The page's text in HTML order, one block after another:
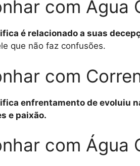
com Água
é relacionado a suas
que não faz confusões.
com
enfrentamento de evoluiu
e paixão.
com Água